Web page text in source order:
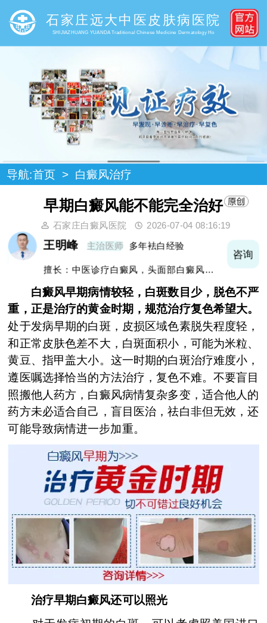
石家庄远大中医皮肤病医院
SHIJIAZHUANG YUANDA Traditional Chinese Medicine Dermatology Ho
导航:首页 > 白癜风治疗
早期白癜风能不能完全治好
石家庄白癜风医院 2026-07-04 08:16:19
王明峰 主治医师 多年袪白经验
擅长：中医诊疗白癜风，头面部白癜风，青
咨询
白癜风早期病情较轻，白斑数目少，脱色不严
重，正是治疗的黄金时期，规范治疗复色希望大。
处于发病早期的白斑，皮损区域色素脱失程度轻，
和正常皮肤色差不大，白斑面积小，可能为米粒、
黄豆、指甲盖大小。这一时期的白斑治疗难度小，
遵医嘱选择恰当的方法治疗，复色不难。不要盲目
照搬他人药方，白癜风病情复杂多变，适合他人的
药方未必适合自己，盲目医治，祛白非但无效，还
可能导致病情进一步加重。
治疗早期白癜风还可以照光